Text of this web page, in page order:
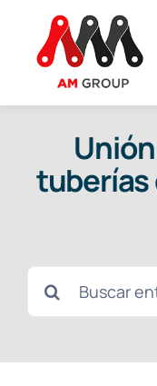
contenido
tuberías
Buscar: